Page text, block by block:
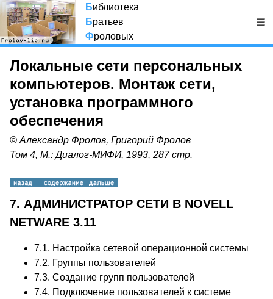
Библиотека
Братьев
Фроловых
Локальные сети персональных
компьютеров. Монтаж сети,
установка программного
обеспечения
© Александр Фролов, Григорий Фролов
Том 4, М.: Диалог-МИФИ, 1993, 287 стр.
7. АДМИНИСТРАТОР СЕТИ В NOVELL
NETWARE 3.11
7.1. Настройка сетевой операционной системы
7.2. Группы пользователей
7.3. Создание групп пользователей
7.4. Подключение пользователей к системе